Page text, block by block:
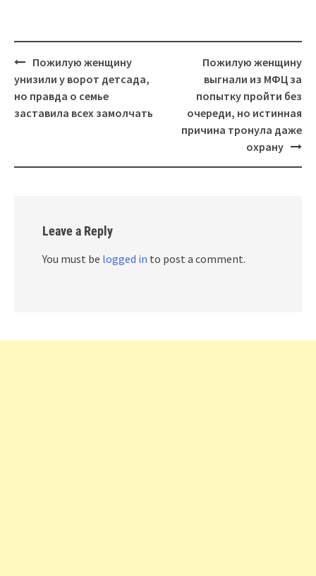
Post
navigation
Пожилую женщину
унизили у ворот детсада,
но правда о семье
заставила всех замолчать
Пожилую женщину
выгнали из МФЦ за
попытку пройти без
очереди, но истинная
причина тронула даже
охрану
Leave a Reply
You must be logged in to post a comment.